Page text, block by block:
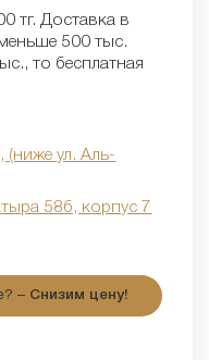
тг. Доставка в
500 тыс.
то бесплатная
(ниже ул. Аль-
58б, корпус 7
– Снизим цену!